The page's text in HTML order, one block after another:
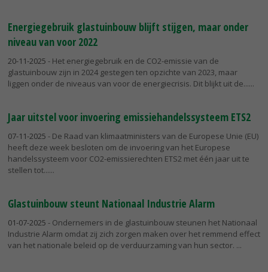
Energiegebruik glastuinbouw blijft stijgen, maar onder
niveau van voor 2022
20-11-2025 - Het energiegebruik en de CO2-emissie van de
glastuinbouw zijn in 2024 gestegen ten opzichte van 2023, maar
liggen onder de niveaus van voor de energiecrisis. Dit blijkt uit de...
Jaar uitstel voor invoering emissiehandelssysteem ETS2
07-11-2025 - De Raad van klimaatministers van de Europese Unie (EU)
heeft deze week besloten om de invoering van het Europese
handelssysteem voor CO2-emissierechten ETS2 met één jaar uit te
stellen tot...
Glastuinbouw steunt Nationaal Industrie Alarm
01-07-2025 - Ondernemers in de glastuinbouw steunen het Nationaal
Industrie Alarm omdat zij zich zorgen maken over het remmend effect
van het nationale beleid op de verduurzaming van hun sector.